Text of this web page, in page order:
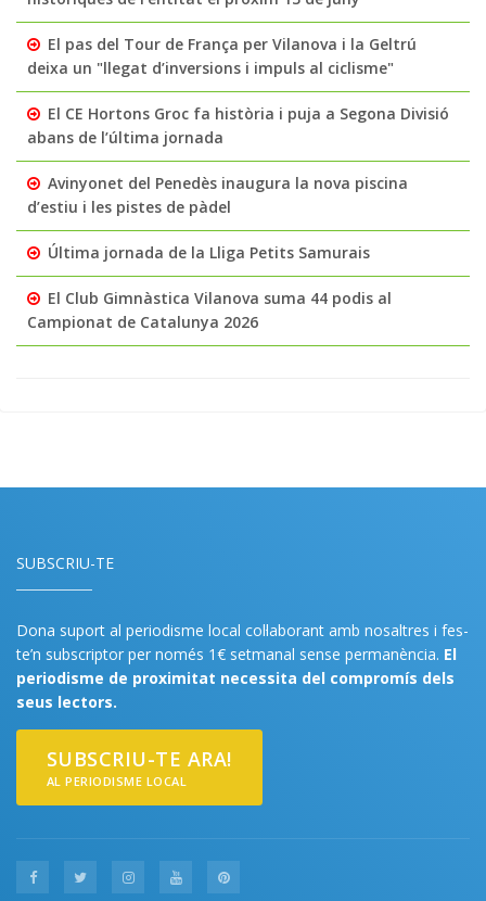
El pas del Tour de França per Vilanova i la Geltrú
deixa un "llegat d’inversions i impuls al ciclisme"
El CE Hortons Groc fa història i puja a Segona Divisió
abans de l’última jornada
Avinyonet del Penedès inaugura la nova piscina
d’estiu i les pistes de pàdel
Última jornada de la Lliga Petits Samurais
El Club Gimnàstica Vilanova suma 44 podis al
Campionat de Catalunya 2026
SUBSCRIU-TE
Dona suport al periodisme local col·laborant amb nosaltres i fes-
te’n subscriptor per només 1€ setmanal sense permanència. El
periodisme de proximitat necessita del compromís dels
seus lectors.
SUBSCRIU-TE ARA!
AL PERIODISME LOCAL